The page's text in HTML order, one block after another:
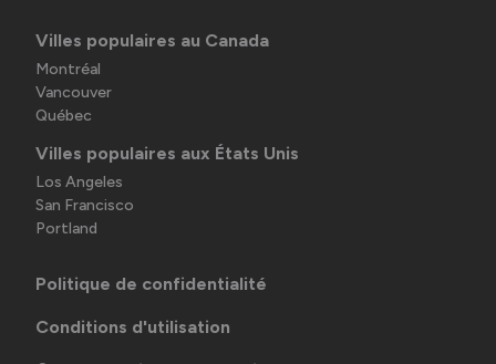
Villes populaires au Canada
Montréal
Vancouver
Québec
Villes populaires aux États Unis
Los Angeles
San Francisco
Portland
Politique de confidentialité
Conditions d'utilisation